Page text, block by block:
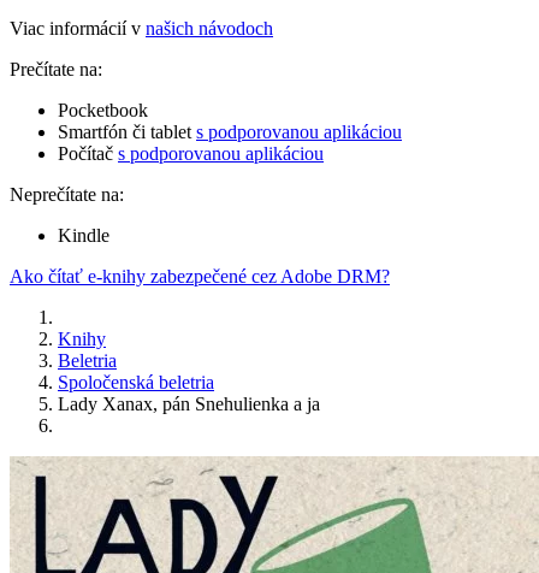
Viac informácií v našich návodoch
Prečítate na:
Pocketbook
Smartfón či tablet s podporovanou aplikáciou
Počítač s podporovanou aplikáciou
Neprečítate na:
Kindle
Ako čítať e-knihy zabezpečené cez Adobe DRM?
Knihy
Beletria
Spoločenská beletria
Lady Xanax, pán Snehulienka a ja